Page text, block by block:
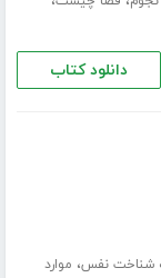
دانلود کتاب
شناخت نفس، موارد